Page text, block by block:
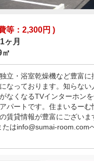
等：2,300円 )
1ヶ月
立・浴室乾燥機など豊富に
なっております。知らない
なくなるTVインターホン
パートです。住まいるーむ
賃貸情報が豊富にございま
はinfo@sumai-room.com